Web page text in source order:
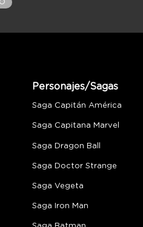
Personajes/Sagas
Saga Capitán América
Saga Capitana Marvel
Saga Dragon Ball
Saga Doctor Strange
Saga Vegeta
Saga Iron Man